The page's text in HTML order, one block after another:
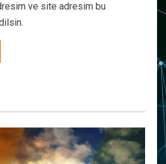
ve site adresim bu